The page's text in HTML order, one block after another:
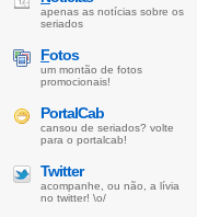
apenas as notícias sobre os
seriados
Fotos
um montão de fotos
promocionais!
PortalCab
cansou de seriados? volte
para o portalcab!
Twitter
acompanhe, ou não, a lívia
no twitter! \o/